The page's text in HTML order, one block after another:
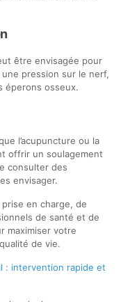
être envisagée pour
pression sur le nerf,
éperons osseux.
l’acupuncture ou la
offrir un soulagement
consulter des
envisager.
en charge, de
de santé et de
maximiser votre
de vie.
: intervention rapide et